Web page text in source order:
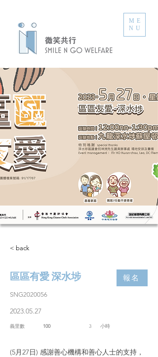
ME
NU
< back
區區有愛 深水埗 報名
SNG2020056
2023.05.27
義里數 100 3 ​小時
(5月27日) 感謝善心機構和善心人士的支持，